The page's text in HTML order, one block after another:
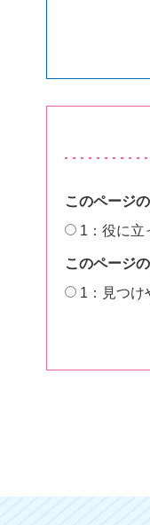
このページ
1：役に立
このページ
1：見つけ